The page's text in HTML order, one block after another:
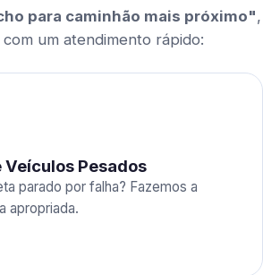
para caminhão mais próximo",
um atendimento rápido:
Pesados
parado por falha? Fazemos a
apropriada.